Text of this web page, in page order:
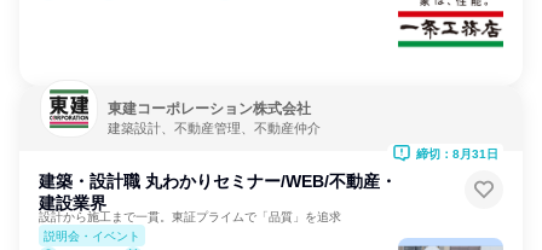
東建コーポレーション株式会社
建築設計、不動産管理、不動産仲介
建築・設計職 丸わかりセミナー/WEB/不動産・
建設業界
設計から施工まで一貫。東証プライムで「品質」を追求
説明会・イベント
締切：8月31日